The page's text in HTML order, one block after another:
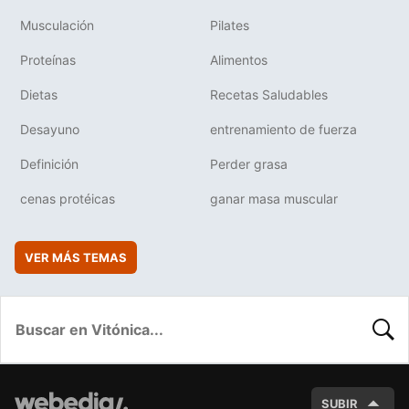
Musculación Pilates
Proteínas Alimentos
Dietas Recetas Saludables
Desayuno entrenamiento de fuerza
Definición Perder grasa
cenas protéicas ganar masa muscular
VER MÁS TEMAS
SUBIR